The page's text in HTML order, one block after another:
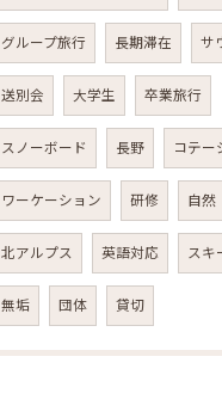
グループ旅行 長期滞在 サ
送別会 大学生 卒業旅行
スノーボード 長野 コテー
ワーケーション 研修 自然
北アルプス 英語対応 スキ
無垢 団体 貸切
ご予約はこちら